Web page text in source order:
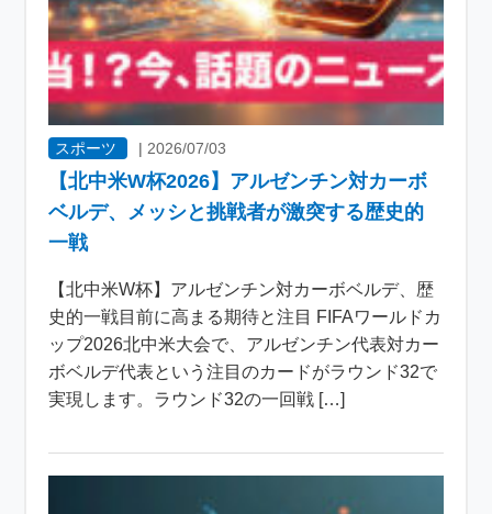
スポーツ |2026/07/03
【北中米W杯2026】アルゼンチン対カーボ
ベルデ、メッシと挑戦者が激突する歴史的
一戦
【北中米W杯】アルゼンチン対カーボベルデ、歴
史的一戦目前に高まる期待と注目 FIFAワールドカ
ップ2026北中米大会で、アルゼンチン代表対カー
ボベルデ代表という注目のカードがラウンド32で
実現します。ラウンド32の一回戦 […]